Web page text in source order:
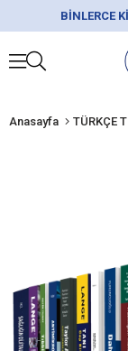
BİNLERCE
Anasayfa TÜRKÇE